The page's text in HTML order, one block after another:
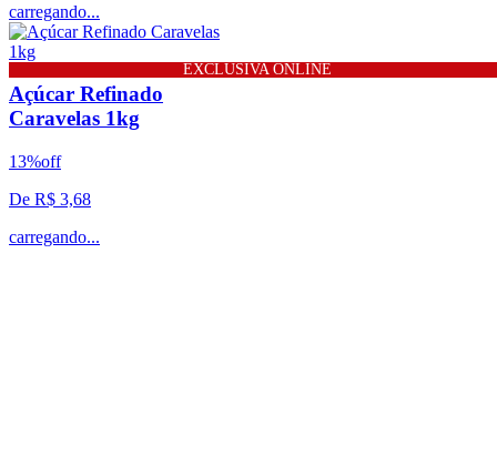
carregando...
EXCLUSIVA ONLINE
EXCLUSIVA ONLINE
Açúcar Refinado
Caravelas 1kg
13%off
De R$ 3,68
carregando...